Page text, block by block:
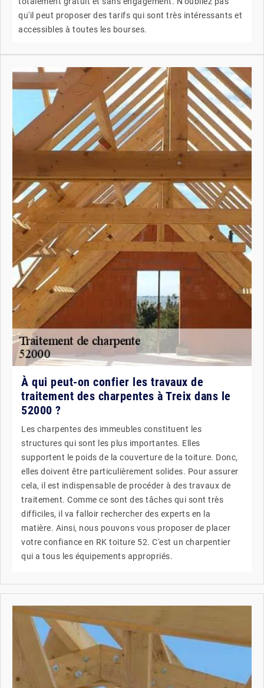
qu'il peut proposer des tarifs qui sont très intéressants et
accessibles à toutes les bourses.
À qui peut-on confier les travaux de
traitement des charpentes à Treix dans le
52000 ?
Les charpentes des immeubles constituent les
structures qui sont les plus importantes. Elles
supportent le poids de la couverture de la toiture. Donc,
elles doivent être particulièrement solides. Pour assurer
cela, il est indispensable de procéder à des travaux de
traitement. Comme ce sont des tâches qui sont très
difficiles, il va falloir rechercher des experts en la
matière. Ainsi, nous pouvons vous proposer de placer
votre confiance en RK toiture 52. C'est un charpentier
qui a tous les équipements appropriés.